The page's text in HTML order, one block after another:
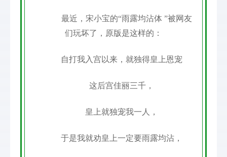
最近，宋小宝的“雨露均沾体 ”被网友
们玩坏了，原版是这样的：
自打我入宫以来，就独得皇上恩宠
这后宫佳丽三千，
皇上就独宠我一人，
于是我就劝皇上一定要雨露均沾，